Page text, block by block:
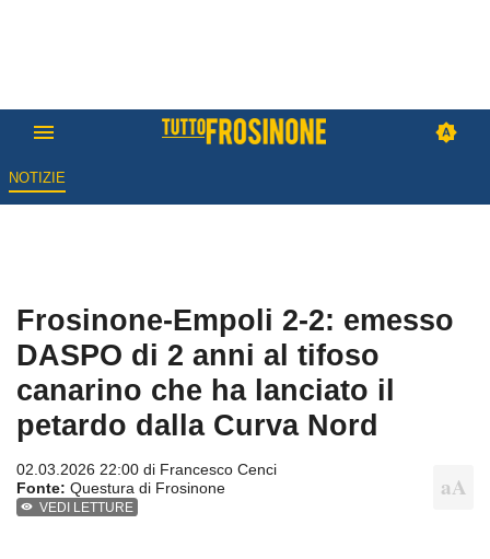
NOTIZIE
Frosinone-Empoli 2-2: emesso
DASPO di 2 anni al tifoso
canarino che ha lanciato il
petardo dalla Curva Nord
02.03.2026 22:00 di Francesco Cenci
Fonte: Questura di Frosinone
VEDI LETTURE